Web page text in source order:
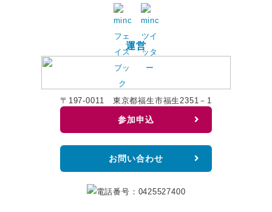
運営
〒197-0011 東京都福生市福生2351－1
参加申込
お問い合わせ